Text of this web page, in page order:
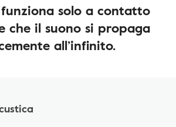
funziona solo a contatto
che il suono si propaga
all’infinito.